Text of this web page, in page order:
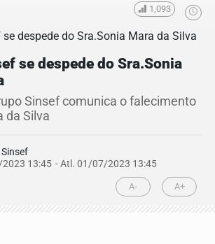
1,093
se despede do Sra.Sonia
Sinsef comunica o falecimento
da Silva
13:45 - Atl. 01/07/2023 13:45
A- A+